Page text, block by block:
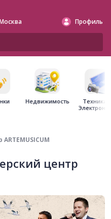
Профиль
Недвижимость
Техника
центр